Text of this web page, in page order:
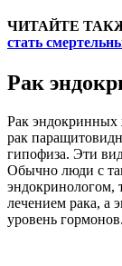
ЧИТАЙТЕ
стать
Рак
Рак эндокринных
рак
гипофиза. Эти
Обычно люди с
эндокринологом,
лечением рака, а
уровень гормонов.